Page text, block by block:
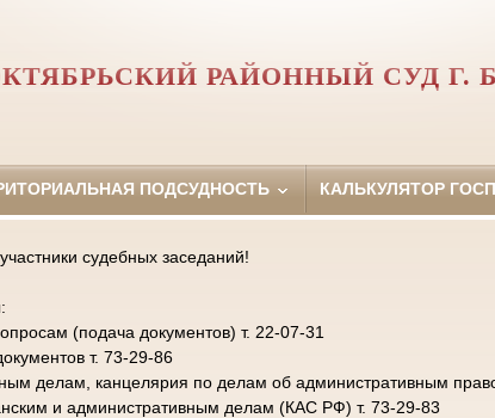
РАЙОННЫЙ СУД Г.
ПОДСУДНОСТЬ КАЛЬКУЛЯТОР
судебных заседаний!
(подача документов) т. 22-07-31
т. 73-29-86
делам, канцелярия по делам об административным
и административным делам (КАС РФ) т. 73-29-83